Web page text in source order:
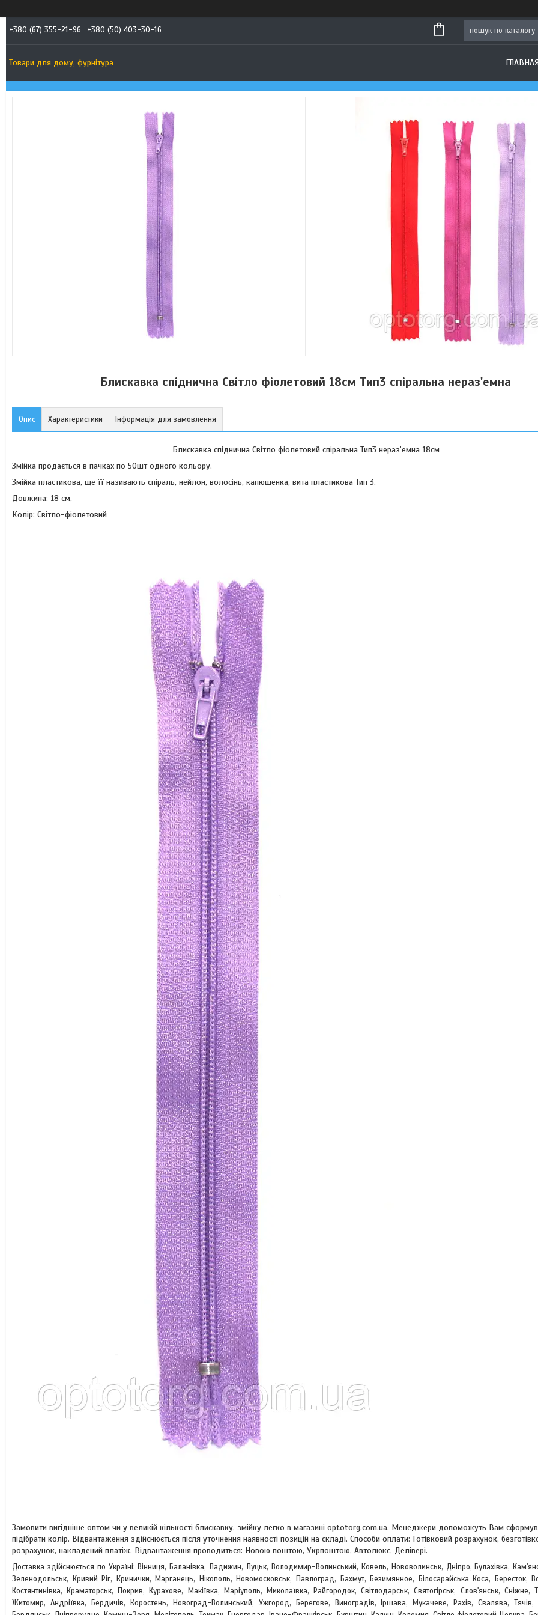
+380 (67) 355-21-96 +380 (50) 403-30-16
Товари для дому, фурнітура ГЛАВНАЯ
Блискавка спіднична Світло фіолетовий 18см Тип3 спіральна нераз'емна
Опис Характеристики Інформація для замовлення
Блискавка спіднична Світло фіолетовий спіральна Тип3 нераз'емна 18см
Змійка продається в пачках по 50шт одного кольору.
Змійка пластикова, ще її називають спіраль, нейлон, волосінь, капюшенка, вита пластикова Тип 3.
Довжина: 18 см,
Колір: Світло-фіолетовий
Замовити вигідніше оптом чи у великій кількості блискавку, змійку легко в магазині optotorg.com.ua. Менеджери допоможуть Вам
підібрати колір. Відвантаження здійснюється після уточнення наявності позицій на складі. Способи оплати: Готівковий розрахунок,
розрахунок, накладений платіж. Відвантаження проводиться: Новою поштою, Укрпоштою, Автолюкс, Делівері.
Доставка здійснюється по Україні: Вінниця, Баланівка, Ладижин, Луцьк, Володимир-Волинський, Ковель, Нововолинськ, Дніпро, Булахівка,
Зеленодольськ, Кривий Ріг, Кринички, Марганець, Нікополь, Новомосковськ, Павлоград, Бахмут, Безимянное, Білосарайська Коса, Бересток,
Костянтинівка, Краматорськ, Покрив, Курахове, Макіївка, Маріуполь, Миколаївка, Райгородок, Світлодарськ, Святогірськ, Слов'янськ, Сніжне,
Житомир, Андріївка, Бердичів, Коростень, Новоград-Волинський, Ужгород, Берегове,
Виноградів, Іршава, Мукачеве, Рахів, Свалява, Тячів,